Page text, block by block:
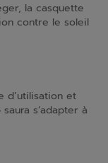
la casquette
contre le soleil
d’utilisation et
s’adapter à